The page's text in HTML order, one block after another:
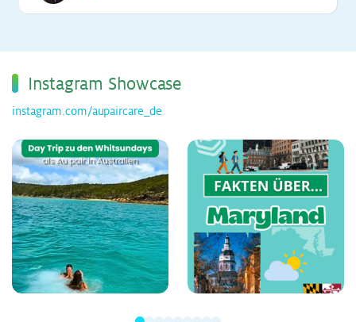
Ins­ta­gram Show­ca­se
instagram.com/aupaircare_de